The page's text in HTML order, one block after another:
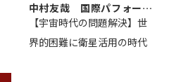
中村友哉 国際パフォーマ
ンス研究所代...
【宇宙時代の問題解決】世
界的困難に衛星活用の時代